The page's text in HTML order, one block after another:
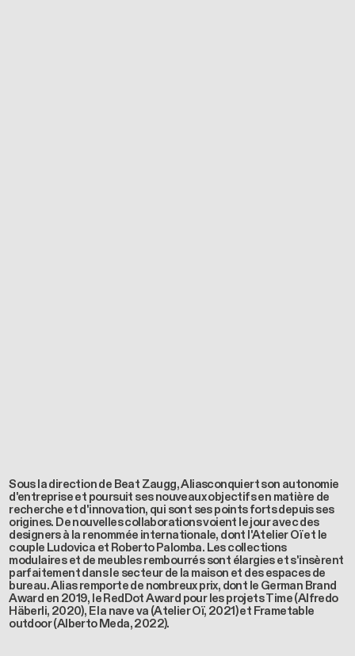
Sous la direction de Beat Zaugg, Alias​conquiert son autonomie
d'entreprise et poursuit ses nouveaux objectifs en matière de
recherche et d'innovation, qui sont ses points forts depuis ses
origines. De nouvelles collaborations voient le jour avec des
designers à la renommée internationale, dont l'Atelier Oï et le
couple Ludovica et Roberto Palomba. Les collections
modulaires et de meubles rembourrés sont élargies et s'insèrent
parfaitement dans le secteur de la maison et des espaces de
bureau. Alias remporte de nombreux prix, dont le German Brand
Award en 2019, le RedDot Award pour les projets Time (Alfredo
Häberli, 2020), E la nave va (Atelier Oï, 2021) et Frametable
outdoor (Alberto Meda, 2022).